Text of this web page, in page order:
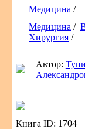
Медицина /
Медицина /
Хирургия /
Автор:
Книга ID: 1704